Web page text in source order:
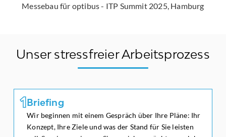
Messebau für optibus - ITP Summit 2025, Hamburg
Unser stressfreier Arbeitsprozess
1Briefing
Wir beginnen mit einem Gespräch über Ihre Pläne: Ihr
Konzept, Ihre Ziele und was der Stand für Sie leisten
1